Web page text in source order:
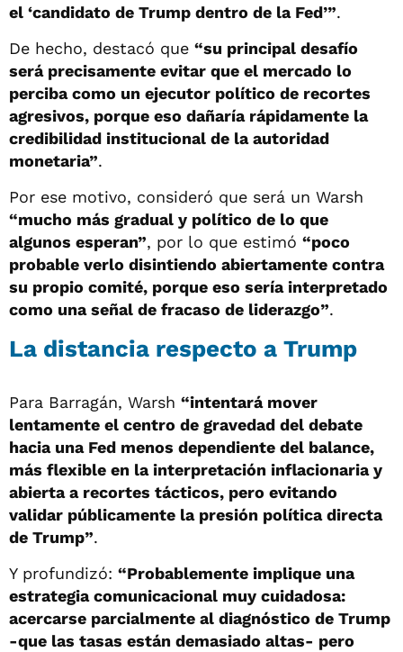
el ‘candidato de Trump dentro de la Fed’”.
De hecho, destacó que “su principal desafío
será precisamente evitar que el mercado lo
perciba como un ejecutor político de recortes
agresivos, porque eso dañaría rápidamente la
credibilidad institucional de la autoridad
monetaria”.
Por ese motivo, consideró que será un Warsh
“mucho más gradual y político de lo que
algunos esperan”, por lo que estimó “poco
probable verlo disintiendo abiertamente contra
su propio comité, porque eso sería interpretado
como una señal de fracaso de liderazgo”.
La distancia respecto a Trump
Para Barragán, Warsh “intentará mover
lentamente el centro de gravedad del debate
hacia una Fed menos dependiente del balance,
más flexible en la interpretación inflacionaria y
abierta a recortes tácticos, pero evitando
validar públicamente la presión política directa
de Trump”.
Y profundizó: “Probablemente implique una
estrategia comunicacional muy cuidadosa:
acercarse parcialmente al diagnóstico de Trump
-que las tasas están demasiado altas- pero